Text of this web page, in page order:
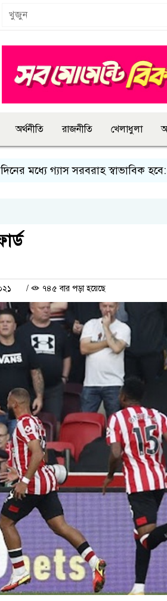
অর্থনীতি রাজনীতি খেলাধুলা
গ্যাস সরবরাহ স্বাভাবিক হবে: জ্বালানি
/ ৭৪৫ বার পড়া হয়েছে